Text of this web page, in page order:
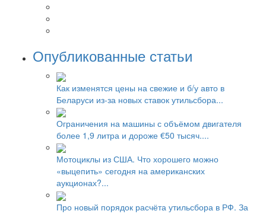
Опубликованные статьи
Как изменятся цены на свежие и б/у авто в
Беларуси из-за новых ставок утильсбора...
Ограничения на машины с объёмом двигателя
более 1,9 литра и дороже €50 тысяч....
Мотоциклы из США. Что хорошего можно
«выцепить» сегодня на американских
аукционах?...
Про новый порядок расчёта утильсбора в РФ. За